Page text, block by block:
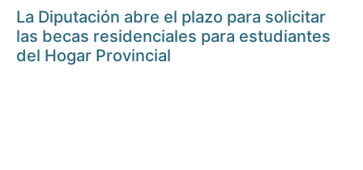
La Diputación abre el plazo para solicitar
las becas residenciales para estudiantes
del Hogar Provincial